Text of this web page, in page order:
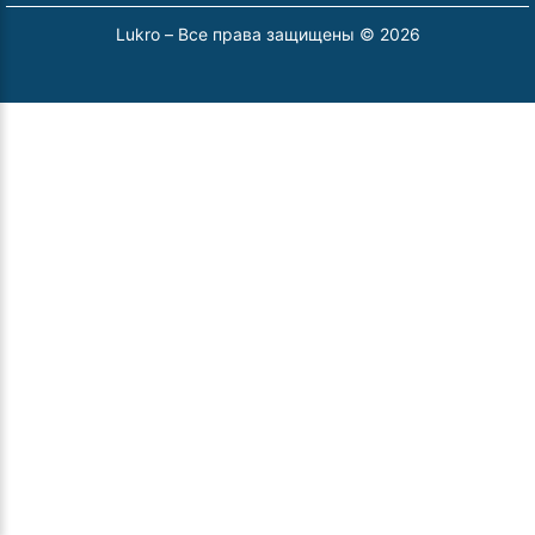
Lukro – Все права защищены © 2026